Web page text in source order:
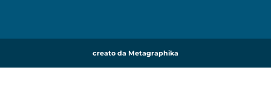
creato da Metagraphika